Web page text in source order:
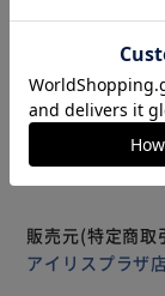
丸いシルエット
様。閉じるとリ
さん入る作り】
ムもしっかり
りのベルト】 肩
なりにくいクッ
※製品は予告な
じめご了承くだ
販売元(特定商取
アイリスプラザ